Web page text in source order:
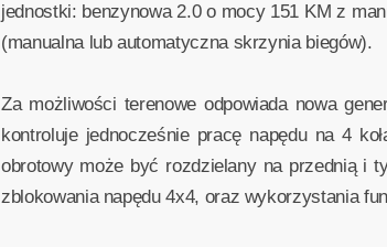
jednostki: benzynowa 2.0 o mocy 151 KM z
(manualna lub automatyczna skrzynia biegów).
Za możliwości terenowe odpowiada nowa
kontroluje jednocześnie pracę napędu na 4
obrotowy może być rozdzielany na przednią i
zblokowania napędu 4x4, oraz wykorzystania